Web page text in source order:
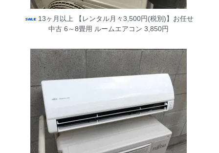
13ヶ月以上 【レンタル月々3,500円(税別)】お任せ
中古 6～8畳用 ルームエアコン 3,850円